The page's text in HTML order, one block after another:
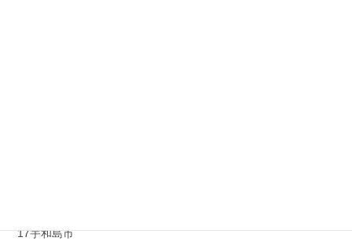
17宇和島市